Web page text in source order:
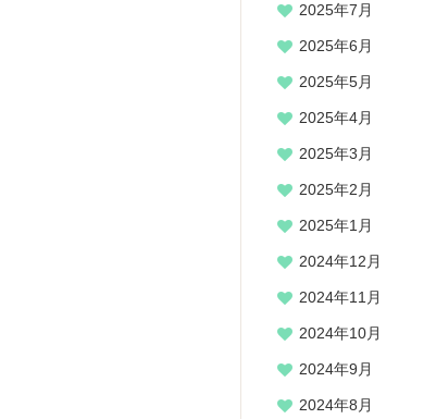
2025年7月
2025年6月
2025年5月
2025年4月
2025年3月
2025年2月
2025年1月
2024年12月
2024年11月
2024年10月
2024年9月
2024年8月